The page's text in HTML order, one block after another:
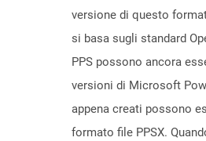
versione di questo
si basa sugli standard
PPS possono ancora
versioni di Microsoft
appena creati possono
formato file PPSX.